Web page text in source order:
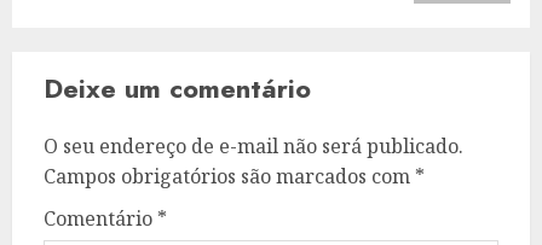
Deixe um comentário
O seu endereço de e-mail não será publicado.
Campos obrigatórios são marcados com *
Comentário *